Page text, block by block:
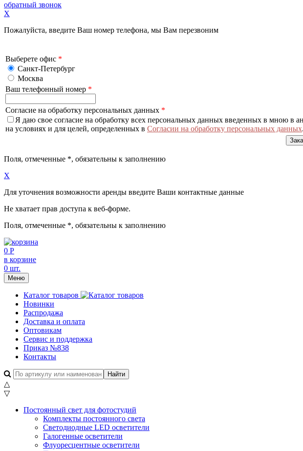
обратный звонок
X
Пожалуйста, введите Ваш номер телефона, мы Вам перезвоним
Выберете офис *
Санкт-Петербург
Москва
Ваш телефонный номер *
Согласие на обработку персональных данных *
Я даю свое согласие на обработку всех персональных данных введенных в мною в
на условиях и для целей, определенных в Согласии на обработку персональных данных.
Поля, отмеченные *, обязательны к заполнению
X
Для уточнения возможности аренды введите Ваши контактные данные
Не хватает прав доступа к веб-форме.
Поля, отмеченные *, обязательны к заполнению
0 Р
в корзине
0 шт.
Меню
Каталог товаров
Новинки
Распродажа
Доставка и оплата
Оптовикам
Сервис и поддержка
Приказ №838
Контакты
△
▽
Постоянный свет для фотостудий
Комплекты постоянного света
Светодиодные LED осветители
Галогенные осветители
Флуоресцентные осветители